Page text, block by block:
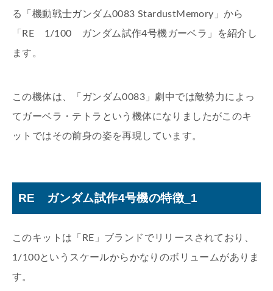
る「機動戦士ガンダム0083 StardustMemory」から
「RE 1/100 ガンダム試作4号機ガーベラ」を紹介し
ます。
この機体は、「ガンダム0083」劇中では敵勢力によっ
てガーベラ・テトラという機体になりましたがこのキ
ットではその前身の姿を再現しています。
RE ガンダム試作4号機の特徴_1
このキットは「RE」ブランドでリリースされており、
1/100というスケールからかなりのボリュームがありま
す。